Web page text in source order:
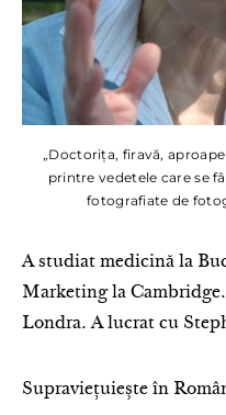
„Doctorița, firavă,
printre vedetele care se
fotografiate de
A studiat medicină la
Marketing la
Londra. A lucrat cu
Supraviețuiește în